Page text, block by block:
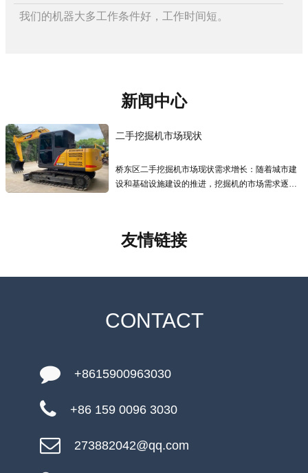
我们的机器大多工作条件好，工作时间短。
新闻中心
二手挖掘机市场现状
桥东区二手挖掘机市场现状需求增长：随着城市建
设和基础设施建设的推进，挖掘机的市场需求逐年
友情链接
CONTACT
+8615900963030
+86 159 0096 3030
273882042@qq.com